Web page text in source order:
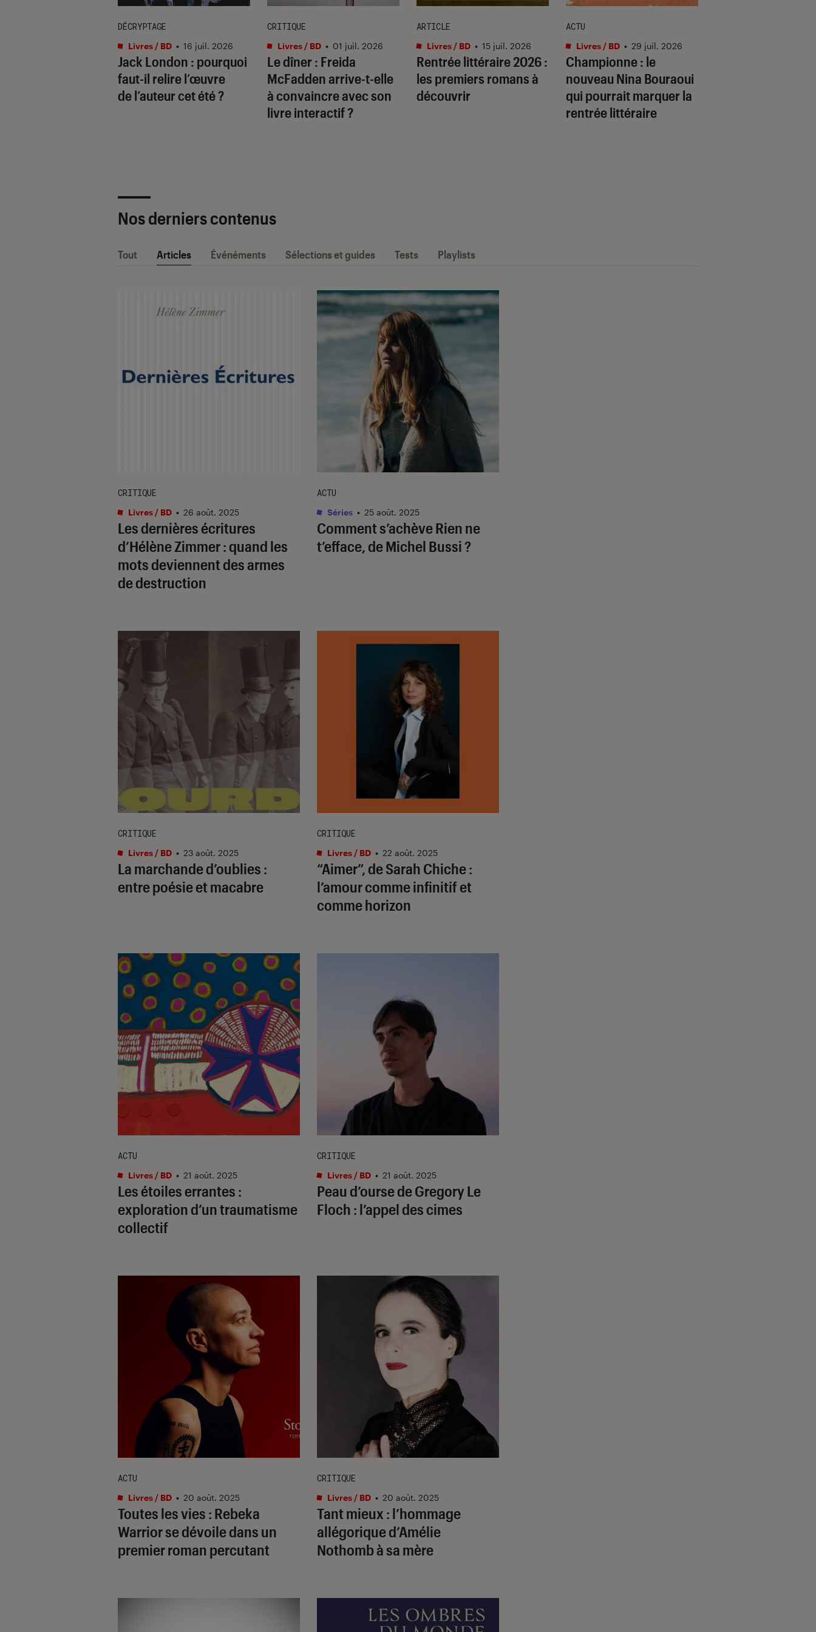
Jack London : pourquoi
faut-il relire l’œuvre
de l’auteur cet été ?
DÉCRYPTAGE
Livres / BD • 16 juil. 2026
Le dîner : Freida
McFadden arrive-t-elle
à convaincre avec son
livre interactif ?
CRITIQUE
Livres / BD • 01 juil. 2026
Rentrée littéraire 2026 :
les premiers romans à
découvrir
ARTICLE
Livres / BD • 15 juil. 2026
Championne: le
nouveau Nina Bouraoui
qui pourrait marquer la
rentrée littéraire
ACTU
Livres / BD • 29 juil. 2026
Nos derniers contenus
Tout Articles Événéments Sélections et guides Tests Playlists
Les dernières écritures
d’Hélène Zimmer : quand les
mots deviennent des armes
de destruction
CRITIQUE
Livres / BD • 26 août. 2025
Comment s’achèveRien ne
t’efface, de Michel Bussi ?
ACTU
Séries • 25 août. 2025
La marchande d’oublies :
entre poésie et macabre
CRITIQUE
Livres / BD • 23 août. 2025
“Aimer”, de Sarah Chiche :
l’amour comme infinitif et
comme horizon
CRITIQUE
Livres / BD • 22 août. 2025
Les étoiles errantes :
exploration d’un traumatisme
collectif
ACTU
Livres / BD • 21 août. 2025
Peau d’ourse de Gregory Le
Floch : l’appel des cimes
CRITIQUE
Livres / BD • 21 août. 2025
Toutes les vies : Rebeka
Warrior se dévoile dans un
premier roman percutant
ACTU
Livres / BD • 20 août. 2025
Tant mieux : l’hommage
allégorique d’Amélie
Nothomb à sa mère
CRITIQUE
Livres / BD • 20 août. 2025